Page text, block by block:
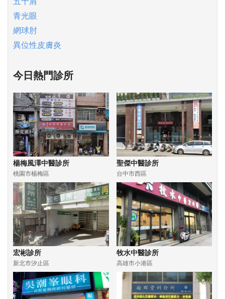
青光眼
網球肘
異位性皮膚炎
今日熱門診所
楊梅風澤中醫診所
桃園市楊梅區
聖傑中醫診所
台中市西區
宏彬診所
新北市汐止區
牧水中醫診所
高雄市小港區